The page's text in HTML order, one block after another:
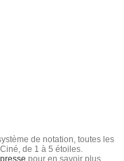
de notation, toutes les
de 1 à 5 étoiles.
pour en savoir plus.